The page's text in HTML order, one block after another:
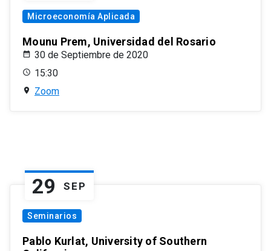
Microeconomía Aplicada
Mounu Prem, Universidad del Rosario
30 de Septiembre de 2020
15:30
Zoom
29 SEP
Seminarios
Pablo Kurlat, University of Southern